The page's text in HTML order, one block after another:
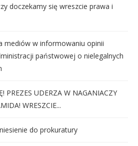
doczekamy się wreszcie prawa i
mediów w informowaniu opinii
państwowej o nielegalnych
PREZES UDERZA W NAGANIACZY
WRESZCIE...
do prokuratury